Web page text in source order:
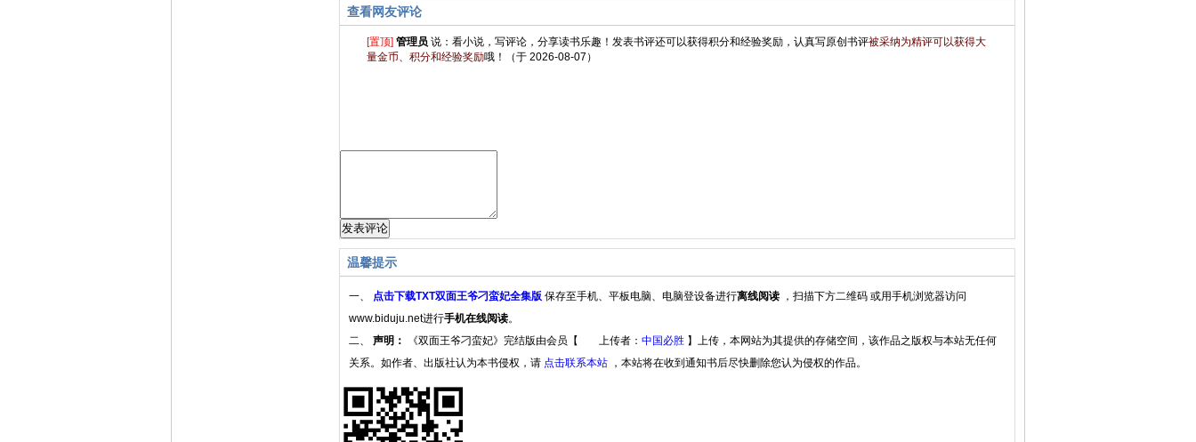
查看网友评论
[置顶] 管理员 说： 看小说，写评论，分享读书乐趣！发表书评还可以获得积分和经验奖励，认真写原创书评被采纳为精评可以获得大
量金币、积分和经验奖励哦！ （于 2026-08-07）
温馨提示
一、 点击下载TXT双面王爷刁蛮妃全集版 保存至手机、平板电脑、电脑登设备进行离线阅读 ，扫描下方二维码 或用手机浏览器访问
www.biduju.net进行手机在线阅读。
二、 声明： 《双面王爷刁蛮妃》完结版由会员【 上传者： 中国必胜 】上传，本网站为其提供的存储空间，该作品之版权与本站无任何
关系。如作者、出版社认为本书侵权，请 点击联系本站 ，本站将在收到通知书后尽快删除您认为侵权的作品。